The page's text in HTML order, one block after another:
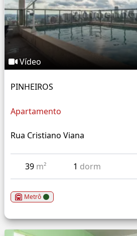
Vídeo
PINHEIROS
Apartamento
Rua Cristiano Viana
39 m² 1 dorm
Metrô